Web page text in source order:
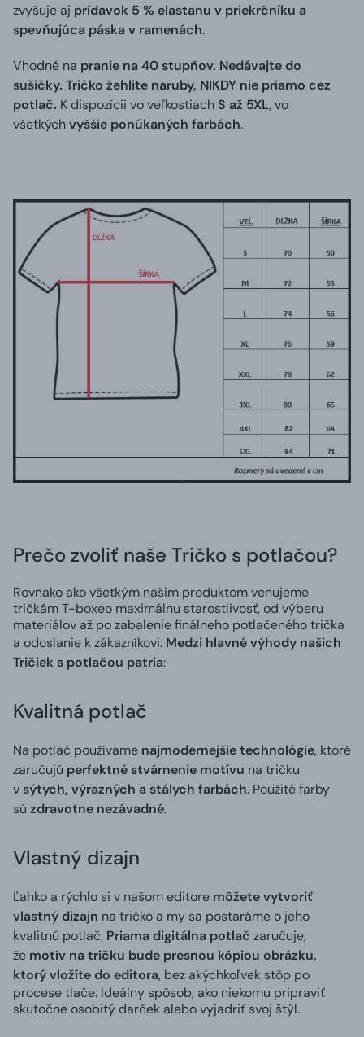
zvyšuje aj prídavok 5 % elastanu v priekrčníku a
spevňujúca páska v ramenách.
Vhodné na pranie na 40 stupňov. Nedávajte do
sušičky. Tričko žehlite naruby, NIKDY nie priamo cez
potlač. K dispozícii vo veľkostiach S až 5XL, vo
všetkýchvyššie ponúkaných farbách.
Prečo zvoliť naše Tričko s potlačou?
Rovnako ako všetkým našim produktom venujeme
tričkám T-boxeo maximálnu starostlivosť, od výberu
materiálov až po zabalenie finálneho potlačeného trička
a odoslanie k zákazníkovi. Medzi hlavné výhody našich
Tričiek s potlačou patria:
Kvalitná potlač
Na potlač používame najmodernejšie technológie, ktoré
zaručujú perfektné stvárnenie motívu na tričku
v sýtych, výrazných a stálych farbách. Použité farby
sú zdravotne nezávadné.
Vlastný dizajn
Ľahko a rýchlo si v našom editore môžete vytvoriť
vlastný dizajn na tričko a my sa postaráme o jeho
kvalitnú potlač. Priama digitálna potlač zaručuje,
že motív na tričku bude presnou kópiou obrázku,
ktorý vložíte do editora, bez akýchkoľvek stôp po
procese tlače. Ideálny spôsob, ako niekomu pripraviť
skutočne osobitý darček alebo vyjadriť svoj štýl.